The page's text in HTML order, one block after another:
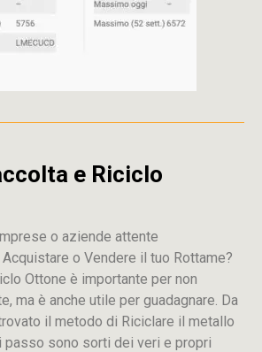
e Riciclo
o aziende attente
Acquistare o Vendere il tuo Rottame?
Ottone è importante per non
ma è anche utile per guadagnare. Da
il metodo di Riciclare il metallo
passo sono sorti dei veri e propri